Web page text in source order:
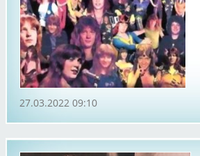
27.03.2022 09:10